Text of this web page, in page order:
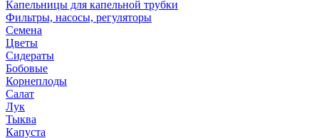
Капельницы для капельной трубки
Фильтры, насосы, регуляторы
Семена
Цветы
Сидераты
Бобовые
Корнеплоды
Салат
Лук
Тыква
Капуста